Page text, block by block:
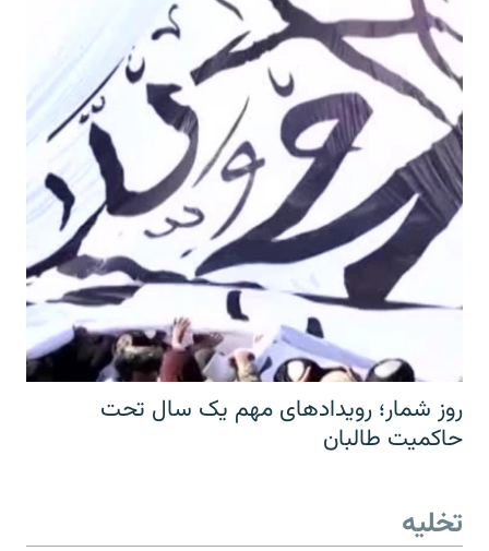
روز شمار؛ رویدادهای مهم یک سال تحت
حاکمیت طالبان
تخلیه